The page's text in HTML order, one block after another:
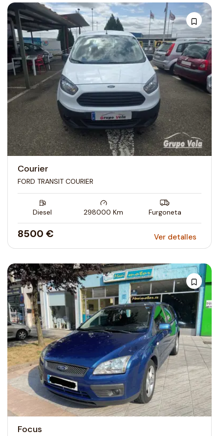
Courier
FORD TRANSIT COURIER
Diesel 298000 Km Furgoneta
8500 € Ver detalles
Focus